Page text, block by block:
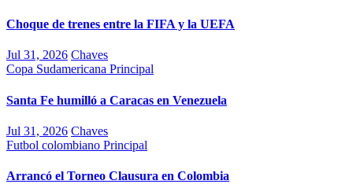
Choque de trenes entre la FIFA y la UEFA
Jul 31, 2026 Chaves
Copa Sudamericana Principal
Santa Fe humilló a Caracas en Venezuela
Jul 31, 2026 Chaves
Futbol colombiano Principal
Arrancó el Torneo Clausura en Colombia